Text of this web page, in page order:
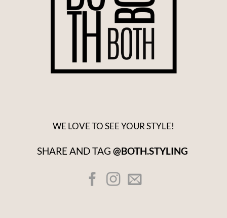
WE LOVE TO SEE YOUR STYLE!
SHARE AND TAG @BOTH.STYLING